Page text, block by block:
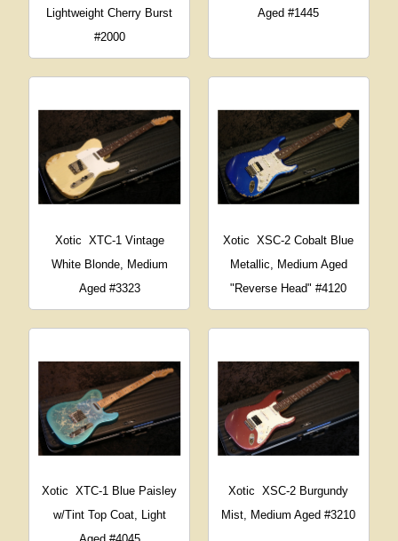
Lightweight Cherry Burst
#2000
Aged #1445
Xotic XTC-1 Vintage
White Blonde, Medium
Aged #3323
Xotic
XSC-2 Cobalt Blue
Metallic, Medium Aged
"Reverse Head" #4120
Xotic
XTC-1 Blue Paisley
w/Tint Top Coat, Light
Xotic
XSC-2 Burgundy
Mist, Medium Aged #3210